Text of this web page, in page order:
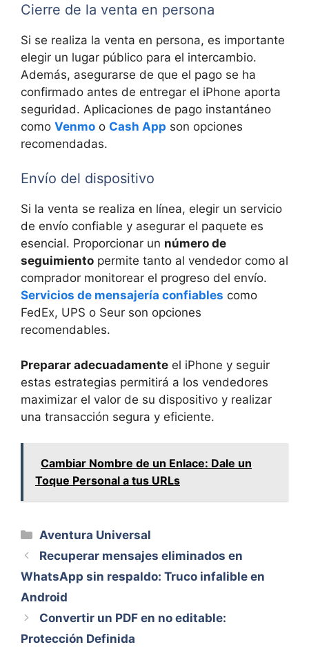
Cierre de la venta en persona
Si se realiza la venta en persona, es importante
elegir un lugar público para el intercambio.
Además, asegurarse de que el pago se ha
confirmado antes de entregar el iPhone aporta
seguridad. Aplicaciones de pago instantáneo
como Venmo o Cash App son opciones
recomendadas.
Envío del dispositivo
Si la venta se realiza en línea, elegir un servicio
de envío confiable y asegurar el paquete es
esencial. Proporcionar un número de
seguimiento permite tanto al vendedor como al
comprador monitorear el progreso del envío.
Servicios de mensajería confiables como
FedEx, UPS o Seur son opciones
recomendables.
Preparar adecuadamente el iPhone y seguir
estas estrategias permitirá a los vendedores
maximizar el valor de su dispositivo y realizar
una transacción segura y eficiente.
Cambiar Nombre de un Enlace: Dale un
Toque Personal a tus URLs
Categorías
Aventura Universal
Recuperar mensajes eliminados en
WhatsApp sin respaldo: Truco infalible en
Android
Convertir un PDF en no editable:
Protección Definida